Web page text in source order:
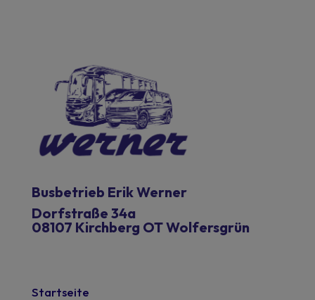
Busbetrieb Erik Werner
Dorfstraße 34a
08107 Kirchberg OT Wolfersgrün
Startseite